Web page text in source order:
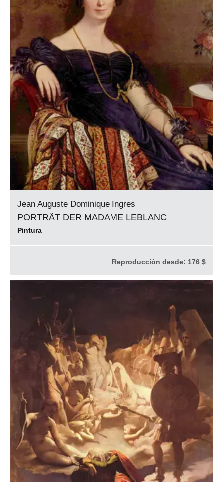
Jean Auguste Dominique Ingres
PORTRÄT DER MADAME LEBLANC
Pintura
Reproducción desde: 176 $